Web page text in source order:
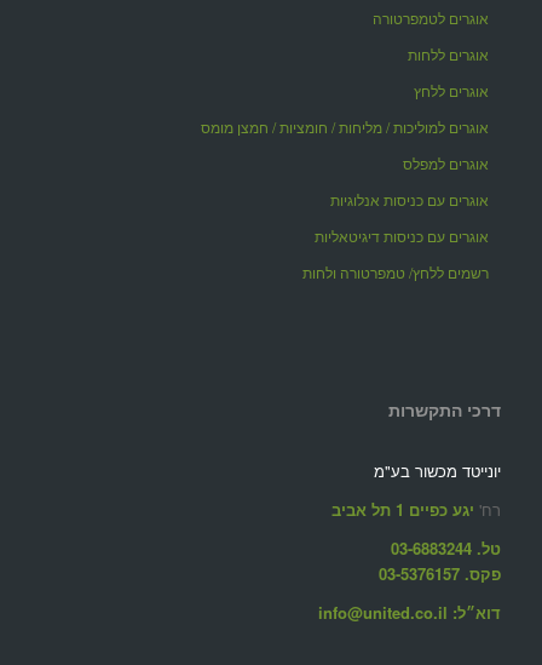
אוגרים לטמפרטורה
אוגרים ללחות
אוגרים ללחץ
אוגרים למוליכות / מליחות / חומציות / חמצן מומס
אוגרים למפלס
אוגרים עם כניסות אנלוגיות
אוגרים עם כניסות דיגיטאליות
רשמים ללחץ/ טמפרטורה ולחות
דרכי התקשרות
יונייטד מכשור בע"מ
רח' יגע כפיים 1 תל אביב
טל. 03-6883244
פקס. 03-5376157
דוא״ל: info@united.co.il